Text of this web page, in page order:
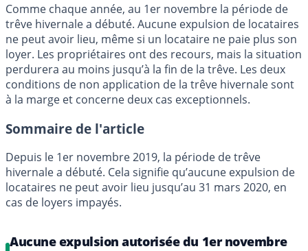
Comme chaque année, au 1er novembre la période de
trêve hivernale a débuté. Aucune expulsion de locataires
ne peut avoir lieu, même si un locataire ne paie plus son
loyer. Les propriétaires ont des recours, mais la situation
perdurera au moins jusqu’à la fin de la trêve. Les deux
conditions de non application de la trêve hivernale sont
à la marge et concerne deux cas exceptionnels.
Sommaire de l'article
Depuis le 1er novembre 2019, la période de trêve
hivernale a débuté. Cela signifie qu’aucune expulsion de
locataires ne peut avoir lieu jusqu’au 31 mars 2020, en
cas de loyers impayés.
Aucune expulsion autorisée du 1er novembre